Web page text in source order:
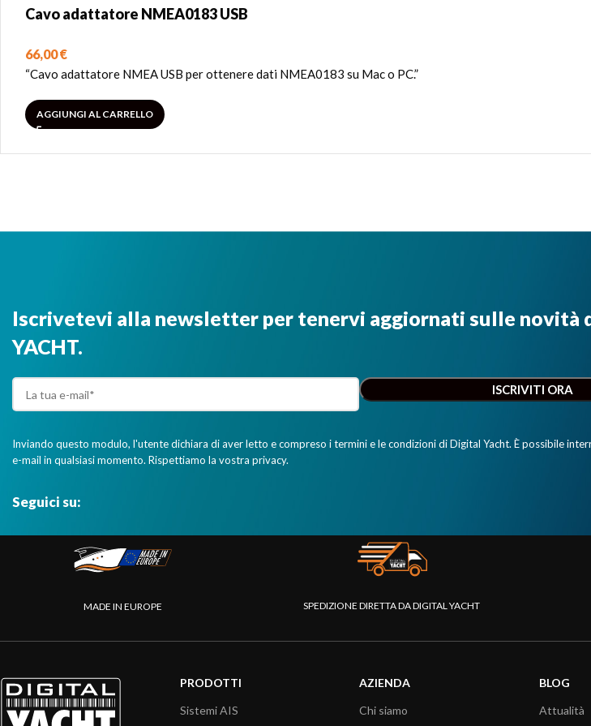
Cavo adattatore NMEA0183 USB
66,00€
“Cavo adattatore NMEA USB per ottenere dati NMEA0183 su Mac o PC.”
AGGIUNGI AL CARRELLO
Iscrivetevi alla newsletter per tenervi aggiornati sulle novità
YACHT.
Inviando questo modulo, l'utente dichiara di aver letto e compreso i termini e le condizioni di Digital Yacht. È possibile
e-mail in qualsiasi momento. Rispettiamo la vostra privacy.
Seguici su:
MADE IN EUROPE SPEDIZIONE DIRETTA DA DIGITAL YACHT
PRODOTTI
Sistemi AIS
AZIENDA
Chi siamo
BLOG
Attualità